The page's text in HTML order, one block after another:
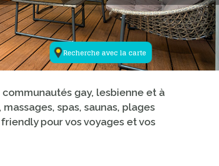
Recherche avec la carte
gay, lesbienne et à
spas, saunas, plages
pour vos voyages et vos